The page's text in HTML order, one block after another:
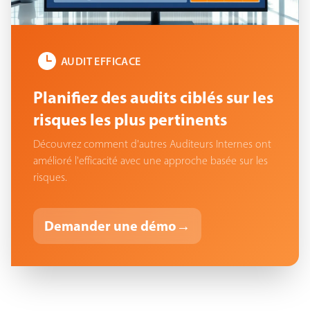
AUDIT EFFICACE
Planifiez des audits ciblés sur les
risques les plus pertinents
Découvrez comment d'autres Auditeurs Internes ont
amélioré l'efficacité avec une approche basée sur les
risques.
Demander une démo →